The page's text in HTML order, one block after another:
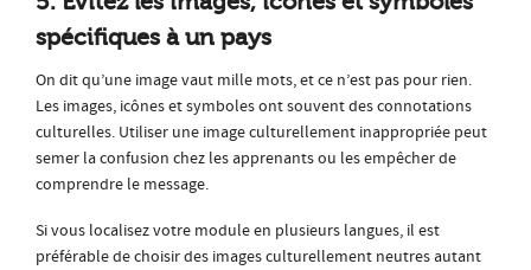
spécifiques à un pays
On dit qu’une image vaut mille mots, et ce n’est pas pour rien.
Les images, icônes et symboles ont souvent des connotations
culturelles. Utiliser une image culturellement inappropriée peut
semer la confusion chez les apprenants ou les empêcher de
comprendre le message.
Si vous localisez votre module en plusieurs langues, il est
préférable de choisir des images culturellement neutres autant